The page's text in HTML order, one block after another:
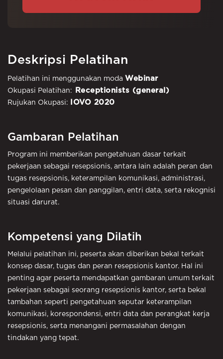
Deskripsi Pelatihan
Pelatihan ini menggunakan moda Webinar
Okupasi Pelatihan: Receptionists (general)
Rujukan Okupasi: IOVO 2020
Gambaran Pelatihan
Program ini memberikan pengetahuan dasar terkait
pekerjaan sebagai resepsionis, antara lain adalah peran dan
tugas resepsionis, keterampilan komunikasi, administrasi,
pengelolaan pesan dan panggilan, entri data, serta rekognisi
situasi darurat.
Kompetensi yang Dilatih
Melalui pelatihan ini, peserta akan diberikan bekal terkait
konsep dasar, tugas dan peran resepsionis kantor. Hal ini
penting agar peserta mendapatkan gambaran umum terkait
pekerjaan sebagai seorang resepsionis kantor, serta bekal
tambahan seperti pengetahuan seputar keterampilan
komunikasi, korespondensi, entri data dan perangkat kerja
resepsionis, serta menangani permasalahan dengan
tindakan yang tepat.